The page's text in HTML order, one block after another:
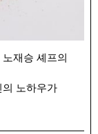
재승 셰프의
노하우가
다.